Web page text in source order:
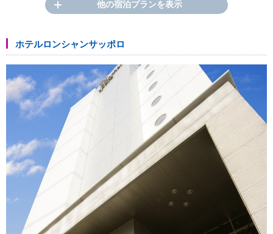
他の宿泊プランを表示
ホテルロンシャンサッポロ